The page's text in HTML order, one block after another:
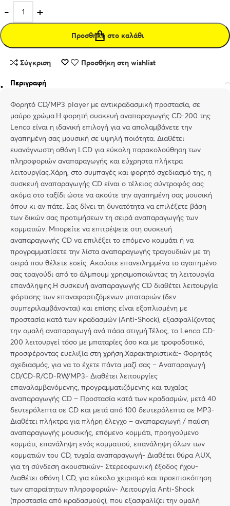
Προσθήκη στο καλάθι
Σύγκριση Προσθήκη στη wishlist
Περιγραφή
Φορητό CD/MP3 player με αντικραδασμική προστασία, σε
μαύρο χρώμα.Η φορητή συσκευή αναπαραγωγής CD-200 της
Lenco είναι η ιδανική επιλογή για να απολαμβάνετε την
αγαπημένη σας μουσική σε υψηλή ποιότητα. Διαθέτει
ευανάγνωστη οθόνη LCD για εύκολη παρακολούθηση των
πληροφοριών αναπαραγωγής και εύχρηστα πλήκτρα
λειτουργίας.Χάρη, στο συμπαγές και φορητό σχεδιασμό της, η
συσκευή αναπαραγωγής CD είναι ο τέλειος σύντροφός σας
ακόμα στο ταξίδι ώστε να ακούτε την αγαπημένη σας μουσική
όπου κι αν πάτε. Σας δίνει τη δυνατότητα να επιλέξετε βάση
των δικών σας προτιμήσεων τη σειρά αναπαραγωγής των
κομματιών. Μπορείτε να επιτρέψετε στη συσκευή
αναπαραγωγής CD να επιλέξει το επόμενο κομμάτι ή να
προγραμματίσετε την λίστα αναπαραγωγής τραγουδιών με τη
σειρά που θέλετε εσείς. Ακούστε επανειλημμένα το αγαπημένο
σας τραγούδι από το άλμπουμ χρησιμοποιώντας τη λειτουργία
επανάληψης.Η συσκευή αναπαραγωγής CD διαθέτει λειτουργία
φόρτισης των επαναφορτιζόμενων μπαταριών (δεν
συμπεριλαμβάνονται) και επίσης είναι εξοπλισμένη με
προστασία κατά των κραδασμών (Anti-Shock), εξασφαλίζοντας
την ομαλή αναπαραγωγή ανά πάσα στιγμή.Τέλος, το Lenco CD-
200 λειτουργεί τόσο με μπαταρίες όσο και με τροφοδοτικό,
προσφέροντας ευελιξία στη χρήση.Χαρακτηριστικά:- Φορητός
σχεδιασμός, για να το έχετε πάντα μαζί σας – Αναπαραγωγή
CD/CD-R/CD-RW/MP3- Διαθέτει λειτουργίες
επαναλαμβανόμενης, προγραμματιζόμενης και τυχαίας
αναπαραγωγής CD – Προστασία κατά των κραδασμών, μετά 40
δευτερόλεπτα σε CD και μετά από 100 δευτερόλεπτα σε MP3-
Διαθέτει πλήκτρα για πλήρη έλεγχο – αναπαραγωγή / παύση
αναπαραγωγής μουσικής, επόμενο κομμάτι, προηγούμενο
κομμάτι, επανάληψη ενός κομματιού, επανάληψη όλων των
κομματιών του CD, τυχαία αναπαραγωγή- Διαθέτει θύρα AUX,
για τη σύνδεση ακουστικών- Στερεοφωνική έξοδος ήχου-
Διαθέτει οθόνη LCD, για εύκολο χειρισμό και προεπισκόπηση
των απαραίτητων πληροφοριών- Λειτουργία Anti-Shock
(προστασία από κραδασμούς), που εξασφαλίζει την ομαλή